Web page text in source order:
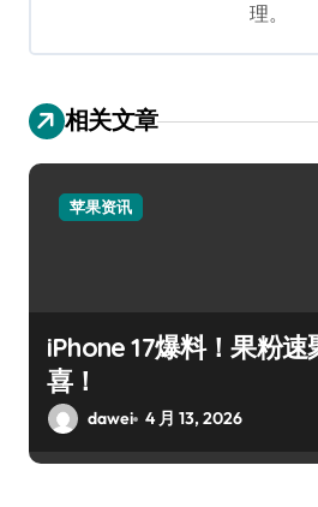
理。
相关文章
苹果资讯
iPhone 17爆料！果粉
喜！
dawei 4 月 13, 2026